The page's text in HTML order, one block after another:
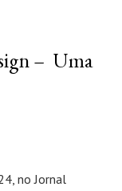
– Uma
no Jornal